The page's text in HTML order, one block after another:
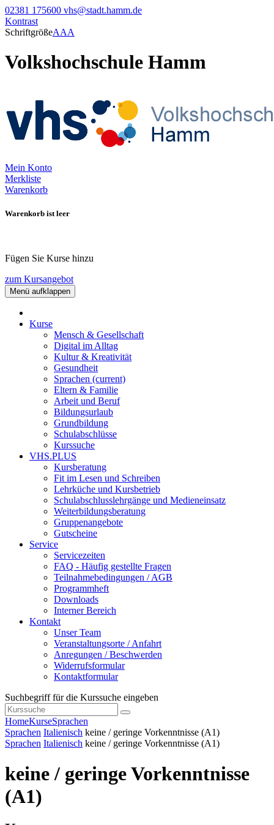
02381 175600 vhs@stadt.hamm.de
Kontrast
SchriftgrößeAAA
Volkshochschule Hamm
Mein Konto
Merkliste
Warenkorb
Warenkorb ist leer
Fügen Sie Kurse hinzu
zum Kursangebot
Menü aufklappen
Kurse
Mensch & Gesellschaft
Digital im Alltag
Kultur & Kreativität
Gesundheit
Sprachen (current)
Eltern & Familie
Arbeit und Beruf
Bildungsurlaub
Grundbildung
Schulabschlüsse
Kurssuche
VHS.PLUS
Kursberatung
Fit im Lesen und Schreiben
Lehrküche und Kursbetrieb
Schulabschlusslehrgänge und Medieneinsatz
Weiterbildungsberatung
Gruppenangebote
Gutscheine
Service
Servicezeiten
FAQ - Häufig gestellte Fragen
Teilnahmebedingungen / AGB
Programmheft
Downloads
Interner Bereich
Kontakt
Unser Team
Veranstaltungsorte / Anfahrt
Anregungen / Beschwerden
Widerrufsformular
Kontaktformular
Suchbegriff für die Kurssuche eingeben
HomeKurseSprachen
Sprachen Italienisch keine / geringe Vorkenntnisse (A1)
Sprachen Italienisch keine / geringe Vorkenntnisse (A1)
keine / geringe Vorkenntnisse
(A1)